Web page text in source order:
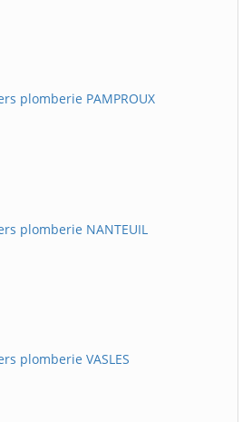
plomberie PAMPROUX
plomberie NANTEUIL
plomberie VASLES